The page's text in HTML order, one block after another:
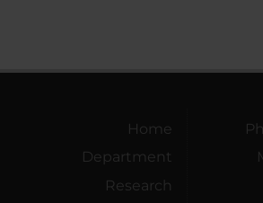
Home
Department
Research